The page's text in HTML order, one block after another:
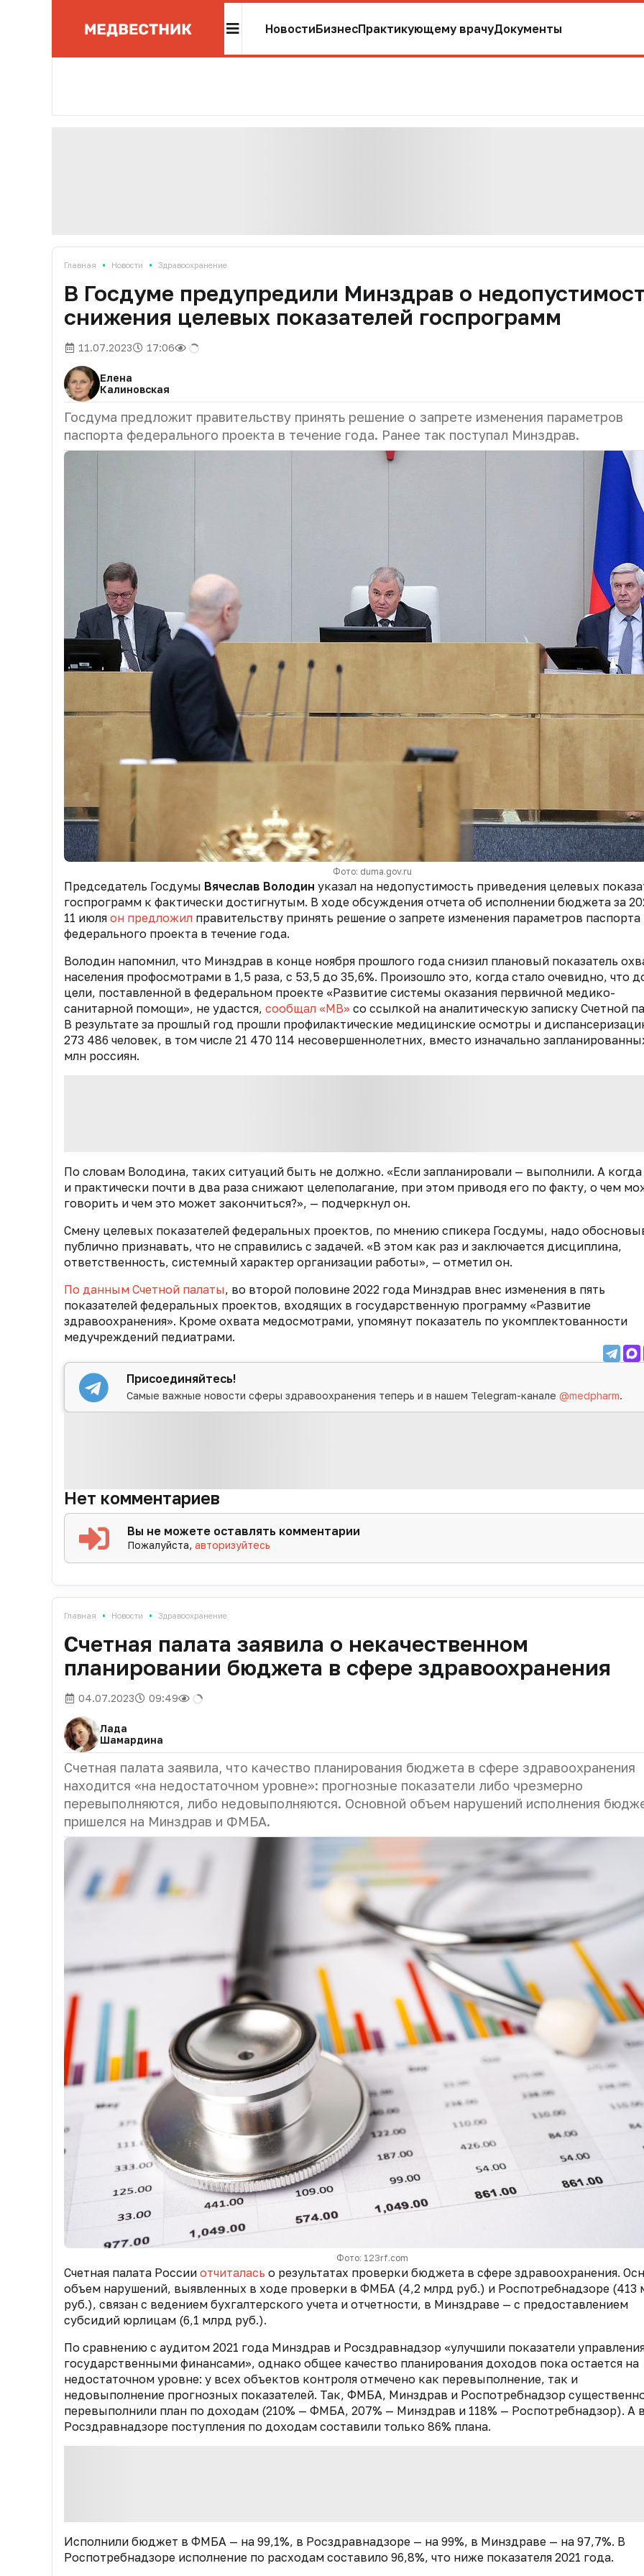
НовостиБизнесПрактикующему врачуДокументы
Главная • Новости • Здравоохранение
В Госдуме предупредили Минздрав о
снижения целевых показателей госпрограмм
11.07.2023 17:06
Елена
Калиновская
Госдума предложит правительству принять решение о запрете изменения параметров
паспорта федерального проекта в течение года. Ранее так поступал Минздрав.
Фото: duma.gov.ru
Председатель Госдумы Вячеслав Володин указал на недопустимость приведения целевых
госпрограмм к фактически достигнутым. В ходе обсуждения отчета об исполнении бюджета за
11 июля он предложил правительству принять решение о запрете изменения параметров паспорта
федерального проекта в течение года.
Володин напомнил, что Минздрав в конце ноября прошлого года снизил плановый показатель
населения профосмотрами в 1,5 раза, с 53,5 до 35,6%. Произошло это, когда стало очевидно, что
цели, поставленной в федеральном проекте «Развитие системы оказания первичной медико-
санитарной помощи», не удастся, сообщал «МВ» со ссылкой на аналитическую записку Счетной
В результате за прошлый год прошли профилактические медицинские осмотры и
273 486 человек, в том числе 21 470 114 несовершеннолетних, вместо изначально
млн россиян.
По словам Володина, таких ситуаций быть не должно. «Если запланировали — выполнили. А когда
и практически почти в два раза снижают целеполагание, при этом приводя его по факту, о чем
говорить и чем это может закончиться?», — подчеркнул он.
Смену целевых показателей федеральных проектов, по мнению спикера Госдумы, надо
публично признавать, что не справились с задачей. «В этом как раз и заключается дисциплина,
ответственность, системный характер организации работы», — отметил он.
По данным Счетной палаты, во второй половине 2022 года Минздрав внес изменения в пять
показателей федеральных проектов, входящих в государственную программу «Развитие
здравоохранения». Кроме охвата медосмотрами, упомянут показатель по укомплектованности
медучреждений педиатрами.
Присоединяйтесь!
Самые важные новости сферы здравоохранения теперь и в нашем Telegram-канале@medpharm.
Нет комментариев
Вы не можете оставлять комментарии
Пожалуйста,авторизуйтесь
Главная • Новости • Здравоохранение
Счетная палата заявила о некачественном
планировании бюджета в сфере здравоохранения
04.07.2023 09:49
Лада
Шамардина
Счетная палата заявила, что качество планирования бюджета в сфере здравоохранения
находится «на недостаточном уровне»: прогнозные показатели либо чрезмерно
перевыполняются, либо недовыполняются. Основной объем нарушений исполнения
пришелся на Минздрав и ФМБА.
Фото: 123rf.com
Счетная палата России отчиталась о результатах проверки бюджета в сфере здравоохранения.
объем нарушений, выявленных в ходе проверки в ФМБА (4,2 млрд руб.) и Роспотребнадзоре (413
руб.), связан с ведением бухгалтерского учета и отчетности, в Минздраве — с предоставлением
субсидий юрлицам (6,1 млрд руб.).
По сравнению с аудитом 2021 года Минздрав и Росздравнадзор «улучшили показатели
государственными финансами», однако общее качество планирования доходов пока остается на
недостаточном уровне: у всех объектов контроля отмечено как перевыполнение, так и
недовыполнение прогнозных показателей. Так, ФМБА, Минздрав и Роспотребнадзор
перевыполнили план по доходам (210% — ФМБА, 207% — Минздрав и 118% — Роспотребнадзор). А
Росздравнадзоре поступления по доходам составили только 86% плана.
Исполнили бюджет в ФМБА — на 99,1%, в Росздравнадзоре — на 99%, в Минздраве — на 97,7%. В
Роспотребнадзоре исполнение по расходам составило 96,8%, что ниже показателя 2021 года.